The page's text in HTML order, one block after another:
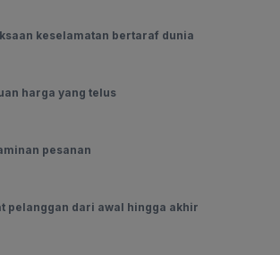
keselamatan bertaraf dunia
harga yang telus
pesanan
pelanggan dari awal hingga akhir